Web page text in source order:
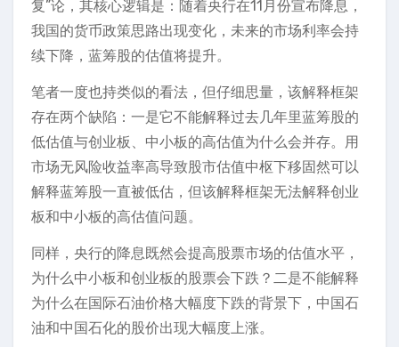
复”论，其核心逻辑是：随着央行在11月份宣布降息，
我国的货币政策思路出现变化，未来的市场利率会持
续下降，蓝筹股的估值将提升。
笔者一度也持类似的看法，但仔细思量，该解释框架
存在两个缺陷：一是它不能解释过去几年里蓝筹股的
低估值与创业板、中小板的高估值为什么会并存。用
市场无风险收益率高导致股市估值中枢下移固然可以
解释蓝筹股一直被低估，但该解释框架无法解释创业
板和中小板的高估值问题。
同样，央行的降息既然会提高股票市场的估值水平，
为什么中小板和创业板的股票会下跌？二是不能解释
为什么在国际石油价格大幅度下跌的背景下，中国石
油和中国石化的股价出现大幅度上涨。